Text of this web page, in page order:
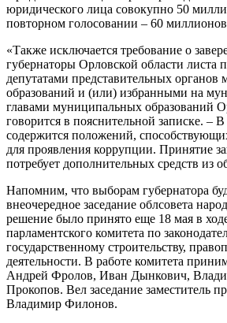
юридического лица совокупно 50
повторном голосовании – 60
«Также исключается требование о
губернаторы Орловской области листа
депутатами представительных
образований и (или) избранными на
главами муниципальных образований
говорится в пояснительной записке. –
содержится положений,
для проявления коррупции. Принятие
потребует дополнительных средств из
Напомним, что выборам губернатора
внеочередное заседание облсовета
решение было принято еще 18 мая в
парламентского комитета по
государственному строительству,
деятельности. В работе комитета
Андрей Фролов, Иван Дынкович,
Прокопов. Вел заседание заместитель
Владимир Филонов.